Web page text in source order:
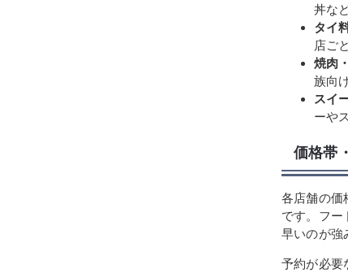
丼な
タイ
店ご
焼肉
族向
スイ
ーや
価格帯
各店舗の価
です。フー
早いのが強
予約が必要